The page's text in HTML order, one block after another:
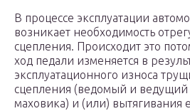
В процессе эксплуатации
возникает необходимость
сцепления. Происходит это
ход педали изменяется в
эксплуатационного износа
сцепления (ведомый и ведущий
маховика) и (или) вытягивания